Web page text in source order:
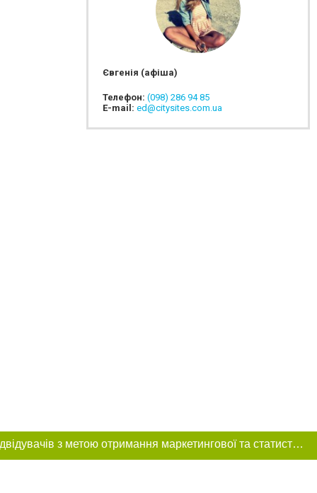
Євгенія (афіша)
Телефон: (098) 286 94 85
E-mail: ed@citysites.com.ua
Цей сайт використовує «cookies». Також веб-сайт використовує інтернет-сервіс для збору технічних даних стосовно відвідувачів з метою отримання маркетингової та статистичної інформації. Умови обробки даних відвідувачів сайту див.